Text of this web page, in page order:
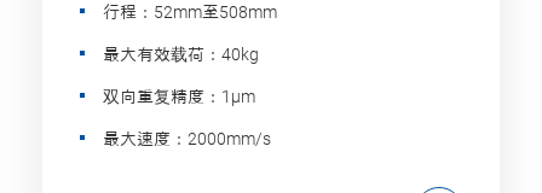
行程：52mm至508mm
最大有效载荷：40kg
双向重复精度：1µm
最大速度：2000mm/s